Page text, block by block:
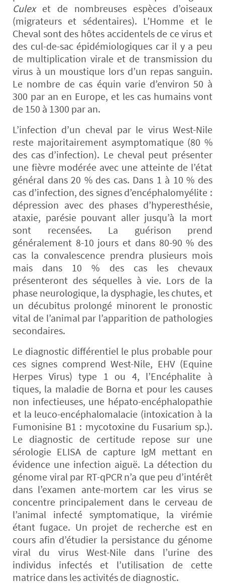
Culexet de nombreuses espèces d’oiseaux
(migrateurs et sédentaires). L’Homme et le
Cheval sont des hôtes accidentels de ce virus et
des cul-de-sac épidémiologiques car il y a peu
de multiplication virale et de transmission du
virus à un moustique lors d’un repas sanguin.
Le nombre de cas équin varie d’environ 50 à
300 par an en Europe, et les cas humains vont
de 150 à 1300 par an.
L’infection d’un cheval par le virus West-Nile
reste majoritairement asymptomatique (80 %
des cas d’infection). Le cheval peut présenter
une fièvre modérée avec une atteinte de l’état
général dans 20 % des cas. Dans 1 à 10 % des
cas d’infection, des signes d’encéphalomyélite :
dépression avec des phases d’hyperesthésie,
ataxie, parésie pouvant aller jusqu’à la mort
sont recensées. La guérison prend
généralement 8-10 jours et dans 80-90 % des
cas la convalescence prendra plusieurs mois
mais dans 10 % des cas les chevaux
présenteront des séquelles à vie. Lors de la
phase neurologique, la dysphagie, les chutes, et
un décubitus prolongé minorent le pronostic
vital de l’animal par l’apparition de pathologies
secondaires.
Le diagnostic différentiel le plus probable pour
ces signes comprend West-Nile, EHV (Equine
Herpes Virus) type 1 ou 4, l’Encéphalite à
tiques, la maladie de Borna et pour les causes
non infectieuses, une hépato-encéphalopathie
et la leuco-encéphalomalacie (intoxication à la
Fumonisine B1 : mycotoxine du Fusarium sp.).
Le diagnostic de certitude repose sur une
sérologie ELISA de capture IgM mettant en
évidence une infection aiguë. La détection du
génome viral par RT-qPCR n’a que peu d’intérêt
dans l’examen ante-mortem car les virus se
concentre principalement dans le cerveau de
l’animal infecté symptomatique, la virémie
étant fugace. Un projet de recherche est en
cours afin d’étudier la persistance du génome
viral du virus West-Nile dans l’urine des
individus infectés et l’utilisation de cette
matrice dans les activités de diagnostic.